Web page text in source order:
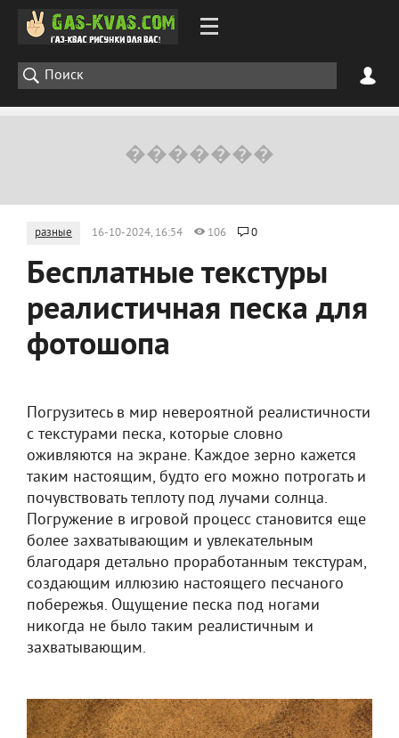
разные 16-10-2024, 16:54 106 0
Бесплатные текстуры
реалистичная песка для
фотошопа
Погрузитесь в мир невероятной реалистичности
с текстурами песка, которые словно
оживляются на экране. Каждое зерно кажется
таким настоящим, будто его можно потрогать и
почувствовать теплоту под лучами солнца.
Погружение в игровой процесс становится еще
более захватывающим и увлекательным
благодаря детально проработанным текстурам,
создающим иллюзию настоящего песчаного
побережья. Ощущение песка под ногами
никогда не было таким реалистичным и
захватывающим.